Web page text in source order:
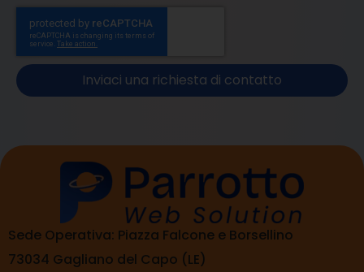
Inviaci una richiesta di contatto
Sede Operativa: Piazza Falcone e Borsellino
73034 Gagliano del Capo (LE)